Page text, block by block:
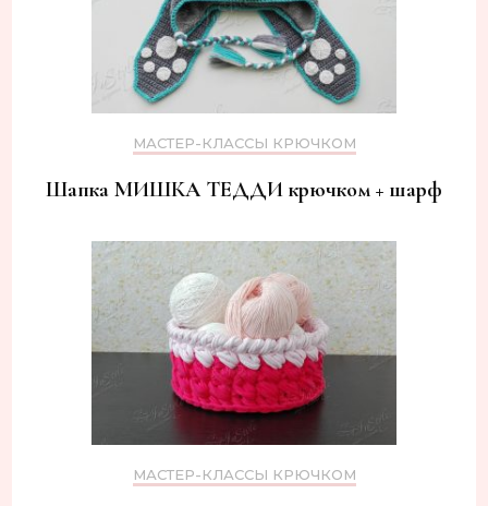
МАСТЕР-КЛАССЫ КРЮЧКОМ
Шапка МИШКА ТЕДДИ крючком + шарф
МАСТЕР-КЛАССЫ КРЮЧКОМ